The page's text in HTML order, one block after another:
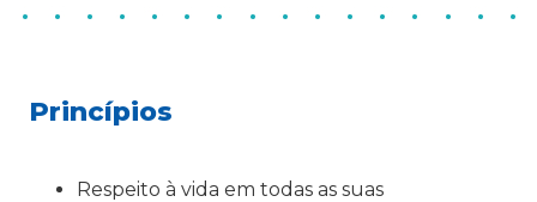
Princípios
Respeito à vida em todas as suas